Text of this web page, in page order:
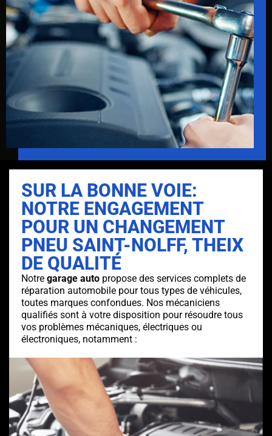
SUR LA BONNE VOIE:
NOTRE ENGAGEMENT
POUR UN CHANGEMENT
PNEU SAINT-NOLFF, THEIX
DE QUALITÉ
Notre garage auto propose des services complets de
réparation automobile pour tous types de véhicules,
toutes marques confondues. Nos mécaniciens
qualifiés sont à votre disposition pour résoudre tous
vos problèmes mécaniques, électriques ou
électroniques, notamment :